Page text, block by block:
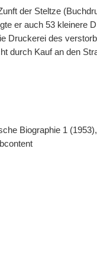
der Steltze
er auch 53 kleinere
Druckerei des
durch Kauf an den
Biographie 1